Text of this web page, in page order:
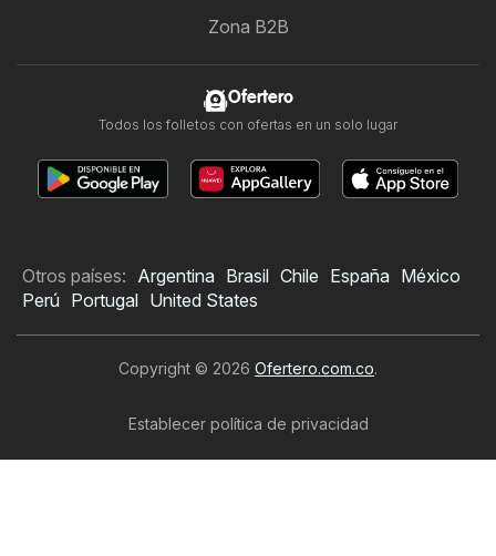
Zona B2B
Ofertero
Todos los folletos con ofertas en un solo lugar
Otros países: Argentina Brasil Chile España México
Perú Portugal United States
Copyright © 2026 Ofertero.com.co.
Establecer política de privacidad